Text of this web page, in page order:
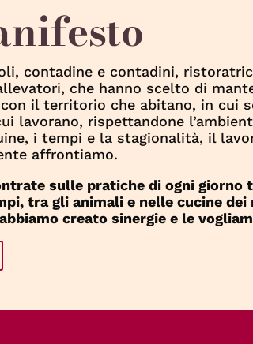
contadine e contadini,
che hanno scelto di
il territorio che abitano, in cui
lavorano, rispettandone
i tempi e la stagionalità, il
affrontiamo.
sulle pratiche di ogni giorno
tra gli animali e nelle cucine
creato sinergie e le